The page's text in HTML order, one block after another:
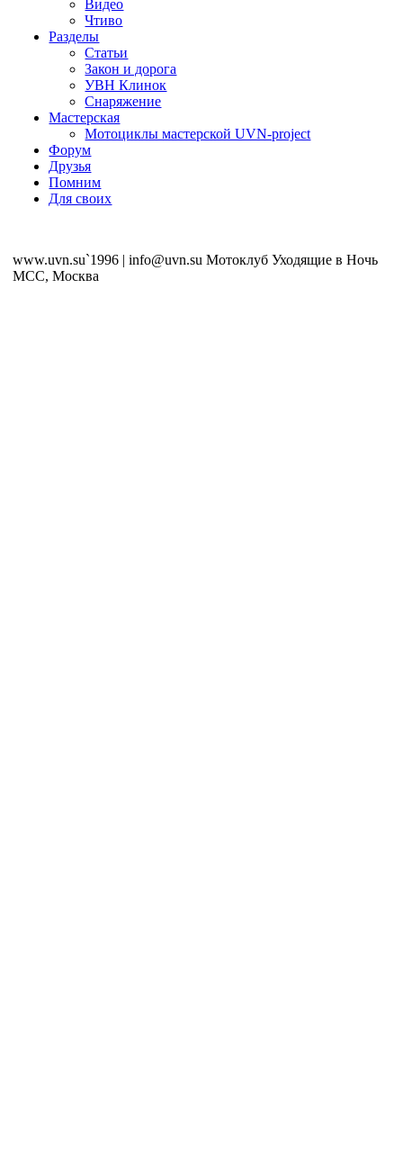
Видео
Чтиво
Разделы
Статьи
Закон и дорога
УВН Клинок
Снаряжение
Мастерская
Мотоциклы мастерской UVN-project
Форум
Друзья
Помним
Для своих
www.uvn.su`1996 | info@uvn.su Мотоклуб Уходящие в Ночь
MCC, Москва